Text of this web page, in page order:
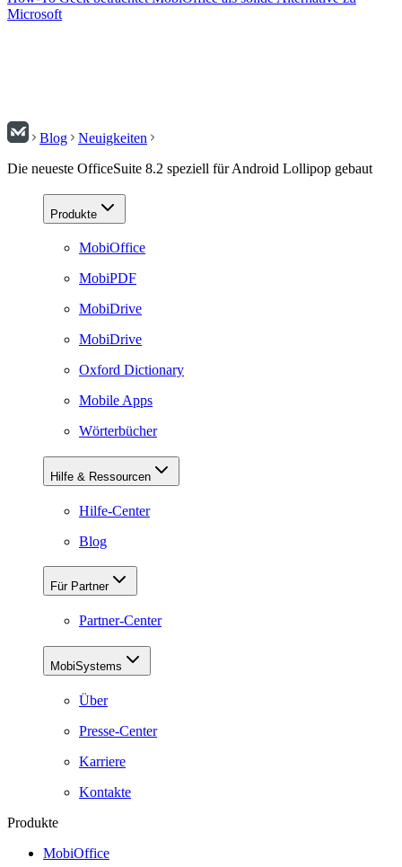
Microsoft
Blog
Neuigkeiten
Die neueste OfficeSuite 8.2 speziell für Android Lollipop gebaut
Produkte
MobiOffice
MobiPDF
MobiDrive
MobiDrive
Oxford Dictionary
Mobile Apps
Wörterbücher
Hilfe & Ressourcen
Hilfe-Center
Blog
Für Partner
Partner-Center
MobiSystems
Über
Presse-Center
Karriere
Kontakte
Produkte
MobiOffice